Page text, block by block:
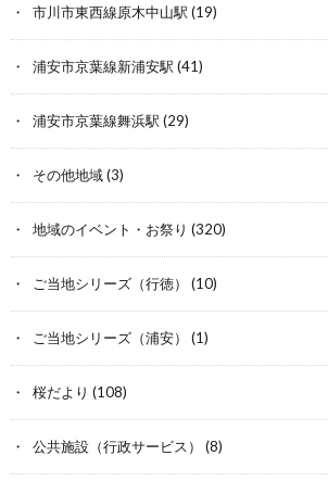
市川市東西線原木中山駅 (19)
浦安市京葉線新浦安駅 (41)
浦安市京葉線舞浜駅 (29)
その他地域(3)
地域のイベント・お祭り (320)
ご当地シリーズ（行徳） (10)
ご当地シリーズ（浦安） (1)
桜だより (108)
公共施設（行政サービス） (8)